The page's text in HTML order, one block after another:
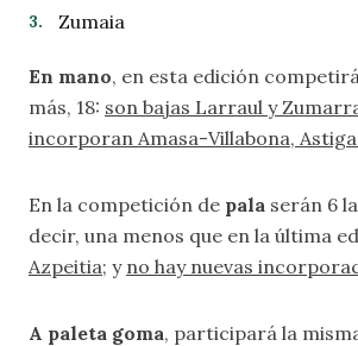
Zumaia
En mano, en esta edición
más, 18: son bajas Larraul y
incorporan Amasa-Villabona,
En la competición de pala serán 6
decir, una menos que en la última
Azpeitia; y no hay nuevas
A paleta goma, participará la